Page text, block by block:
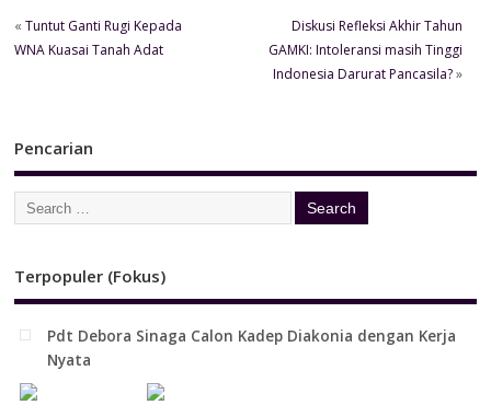
«Tuntut Ganti Rugi Kepada
WNA Kuasai Tanah Adat
Diskusi Refleksi Akhir Tahun
GAMKI: Intoleransi masih Tinggi
Indonesia Darurat Pancasila?»
Pencarian
Terpopuler (Fokus)
Pdt Debora Sinaga Calon Kadep Diakonia dengan Kerja
Nyata